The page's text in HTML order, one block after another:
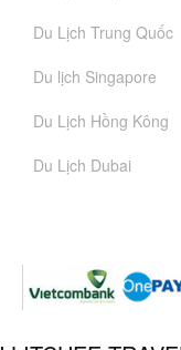
Du Lịch Trung Quốc
Du lịch Singapore
Du Lịch Hồng Kông
Du Lịch Dubai